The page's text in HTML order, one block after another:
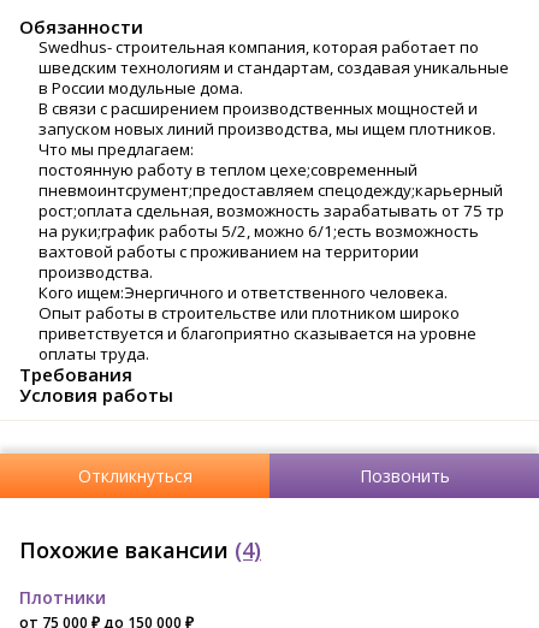
Обязанности
Swedhus- строительная компания, которая работает по
шведским технологиям и стандартам, создавая уникальные
в России модульные дома.
В связи с расширением производственных мощностей и
запуском новых линий производства, мы ищем плотников.
Что мы предлагаем:
постоянную работу в теплом цехе;современный
пневмоинтсрумент;предоставляем спецодежду;карьерный
рост;оплата сдельная, возможность зарабатывать от 75 тр
на руки;график работы 5/2, можно 6/1;есть возможность
вахтовой работы с проживанием на территории
производства.
Кого ищем:Энергичного и ответственного человека.
Опыт работы в строительстве или плотником широко
приветствуется и благоприятно сказывается на уровне
оплаты труда.
Требования
Условия работы
Откликнуться Позвонить
Похожие вакансии (4)
Плотники
от 75 000 ₽ до 150 000 ₽